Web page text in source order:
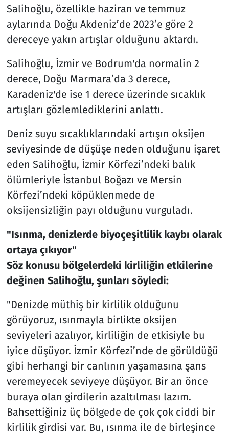
Salihoğlu, özellikle haziran ve temmuz
aylarında Doğu Akdeniz’de 2023’e göre 2
dereceye yakın artışlar olduğunu aktardı.
Salihoğlu, İzmir ve Bodrum'da normalin 2
derece, Doğu Marmara’da 3 derece,
Karadeniz'de ise 1 derece üzerinde sıcaklık
artışları gözlemlediklerini anlattı.
Deniz suyu sıcaklıklarındaki artışın oksijen
seviyesinde de düşüşe neden olduğunu işaret
eden Salihoğlu, İzmir Körfezi’ndeki balık
ölümleriyle İstanbul Boğazı ve Mersin
Körfezi’ndeki köpüklenmede de
oksijensizliğin payı olduğunu vurguladı.
"Isınma, denizlerde biyoçeşitlilik kaybı olarak
ortaya çıkıyor"
Söz konusu bölgelerdeki kirliliğin etkilerine
değinen Salihoğlu, şunları söyledi:
"Denizde müthiş bir kirlilik olduğunu
görüyoruz, ısınmayla birlikte oksijen
seviyeleri azalıyor, kirliliğin de etkisiyle bu
iyice düşüyor. İzmir Körfezi’nde de görüldüğü
gibi herhangi bir canlının yaşamasına şans
veremeyecek seviyeye düşüyor. Bir an önce
buraya olan girdilerin azaltılması lazım.
Bahsettiğiniz üç bölgede de çok çok ciddi bir
kirlilik girdisi var. Bu, ısınma ile de birleşince